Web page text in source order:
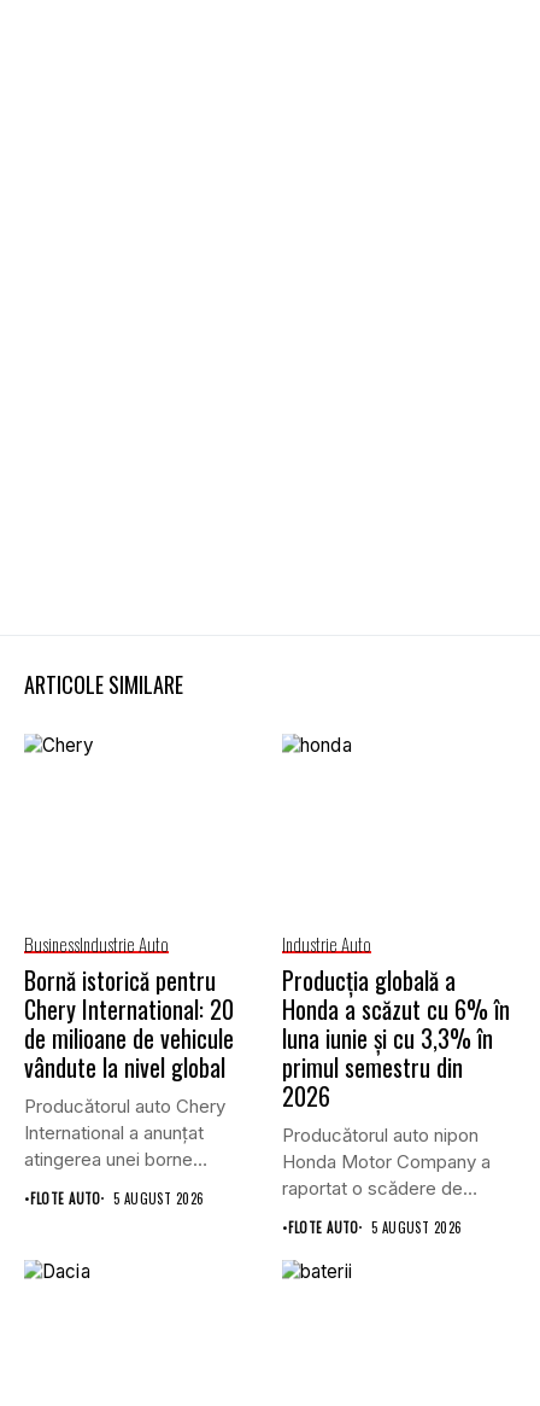
ARTICOLE SIMILARE
BusinessIndustrie Auto
Bornă istorică pentru
Chery International: 20
de milioane de vehicule
vândute la nivel global
Producătorul auto Chery
International a anunțat
atingerea unei borne
istorice în industria...
•FLOTE AUTO 5 AUGUST 2026
Industrie Auto
Producția globală a
Honda a scăzut cu 6% în
luna iunie și cu 3,3% în
primul semestru din
2026
Producătorul auto nipon
Honda Motor Company a
raportat o scădere de
6,1%...
•FLOTE AUTO 5 AUGUST 2026